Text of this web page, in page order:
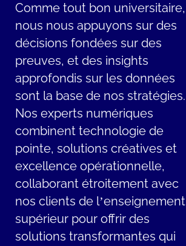
Comme tout bon universitaire,
nous nous appuyons sur des
décisions fondées sur des
preuves, et des insights
approfondis sur les données
sont la base de nos stratégies.
Nos experts numériques
combinent technologie de
pointe, solutions créatives et
excellence opérationnelle,
collaborant étroitement avec
nos clients de l’enseignement
supérieur pour offrir des
solutions transformantes qui